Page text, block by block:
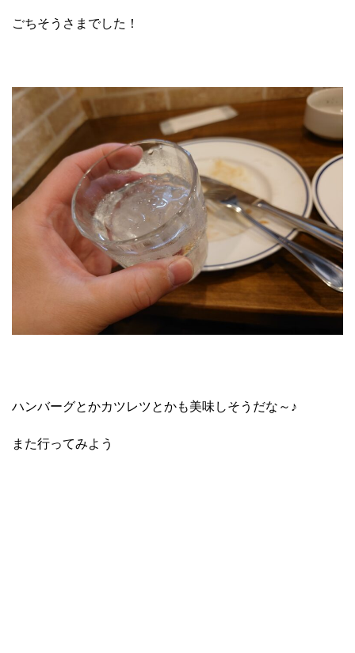
ごちそうさまでした！
ハンバーグとかカツレツとかも美味しそうだな～♪
また行ってみよう